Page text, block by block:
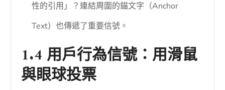
性的引用」？連結周圍的錨文字（Anchor
Text）也傳遞了重要信號。
1.4 用戶行為信號：用滑鼠
與眼球投票